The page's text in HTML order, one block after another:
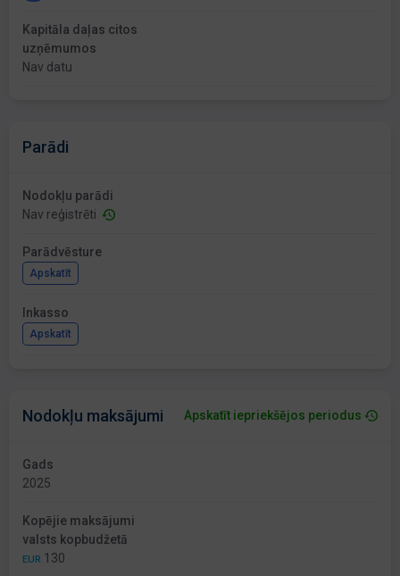
Kapitāla daļas citos
uzņēmumos
Nav datu
Parādi
Nodokļu parādi
Nav reģistrēti
Parādvēsture
Apskatīt
Inkasso
Apskatīt
Nodokļu maksājumi Apskatīt iepriekšējos periodus
Gads
2025
Kopējie maksājumi
valsts kopbudžetā
EUR 130